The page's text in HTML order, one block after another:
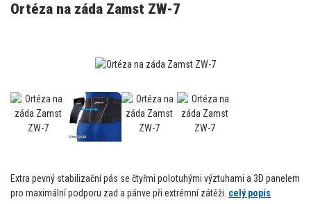
Ortéza na záda Zamst ZW-7
Extra pevný stabilizační pás se čtyřmi polotuhými výztuhami a 3D panelem
pro maximální podporu zad a pánve při extrémní zátěži. celý popis